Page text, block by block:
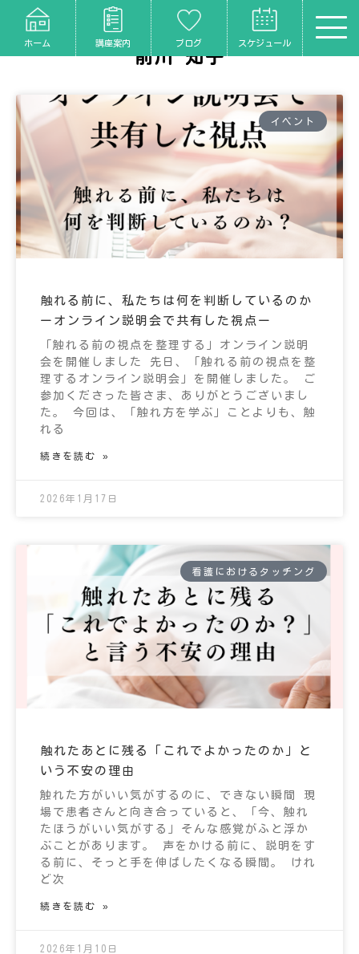
ホーム 講座案内 ブログ スケジュール
前川 知子
イベント
触れる前に、私たちは何を判断しているのか
ーオンライン説明会で共有した視点ー
「触れる前の視点を整理する」オンライン説明
会を開催しました 先日、「触れる前の視点を整
理するオンライン説明会」を開催しました。 ご
参加くださった皆さま、ありがとうございまし
た。 今回は、「触れ方を学ぶ」ことよりも、触
れる
続きを読む »
2026年1月17日
看護におけるタッチング
触れたあとに残る「これでよかったのか」と
いう不安の理由
触れた方がいい気がするのに、できない瞬間 現
場で患者さんと向き合っていると、「今、触れ
たほうがいい気がする」そんな感覚がふと浮か
ぶことがあります。 声をかける前に、説明をす
る前に、そっと手を伸ばしたくなる瞬間。 けれ
ど次
続きを読む »
2026年1月10日